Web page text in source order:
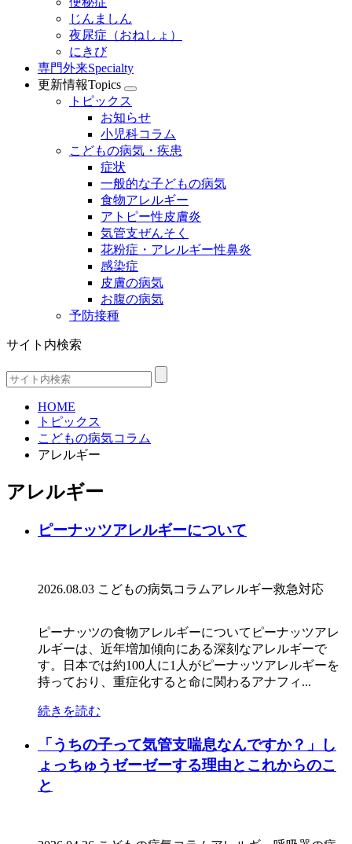
じんましん
夜尿症（おねしょ）
にきび
専門外来Specialty
更新情報Topics
トピックス
お知らせ
小児科コラム
こどもの病気・疾患
症状
一般的な子どもの病気
食物アレルギー
アトピー性皮膚炎
気管支ぜんそく
花粉症・アレルギー性鼻炎
感染症
皮膚の病気
お腹の病気
予防接種
サイト内検索
HOME
トピックス
こどもの病気コラム
アレルギー
アレルギー
ピーナッツアレルギーについて
2026.08.03 こどもの病気コラムアレルギー救急対応
ピーナッツの食物アレルギーについてピーナッツアレ
ルギーは、近年増加傾向にある深刻なアレルギーで
す。日本では約100人に1人がピーナッツアレルギーを
持っており、重症化すると命に関わるアナフィ...
続きを読む
「うちの子って気管支喘息なんですか？」し
ょっちゅうゼーゼーする理由とこれからのこ
と